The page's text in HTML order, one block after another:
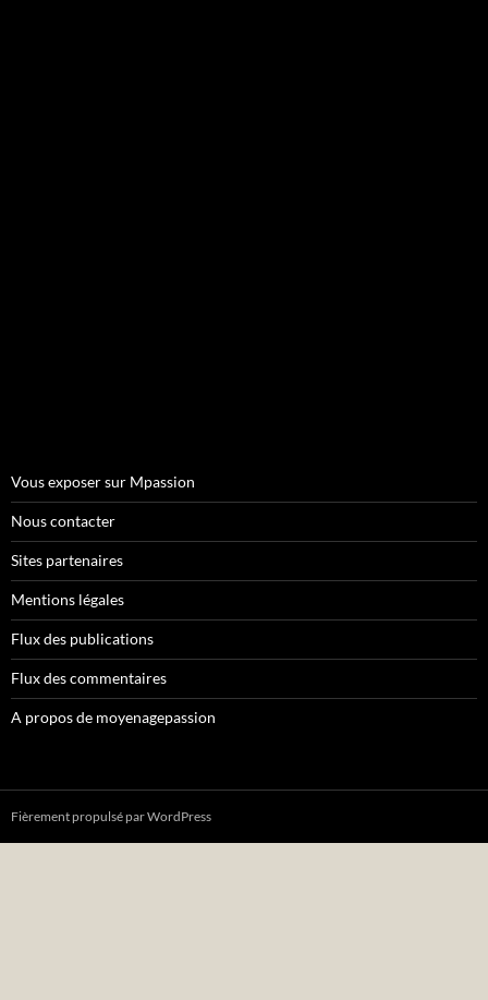
Vous exposer sur Mpassion
Nous contacter
Sites partenaires
Mentions légales
Flux des publications
Flux des commentaires
A propos de moyenagepassion
Fièrement propulsé par WordPress